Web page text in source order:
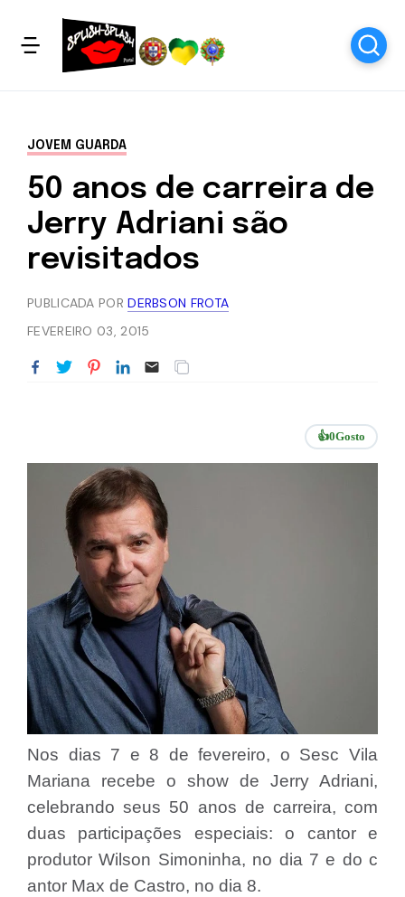
JOVEM GUARDA
50 anos de carreira de
Jerry Adriani são
revisitados
PUBLICADA PORDERBSON FROTA
FEVEREIRO 03, 2015
👍0Gosto
Nos dias 7 e 8 de fevereiro, o Sesc Vila
Mariana recebe o show de Jerry Adriani,
celebrando seus 50 anos de carreira, com
duas participações especiais: o cantor e
produtor Wilson Simoninha, no dia 7 e do c
antor Max de Castro, no dia 8.